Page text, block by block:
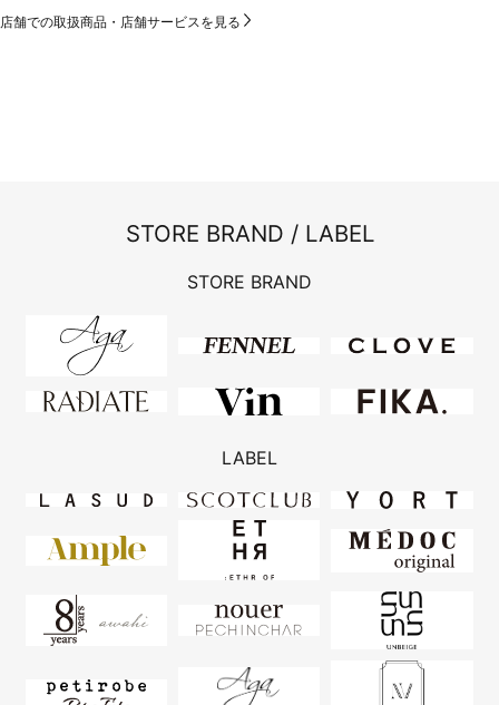
店舗での取扱商品・店舗サービスを見る
STORE BRAND / LABEL
STORE BRAND
LABEL